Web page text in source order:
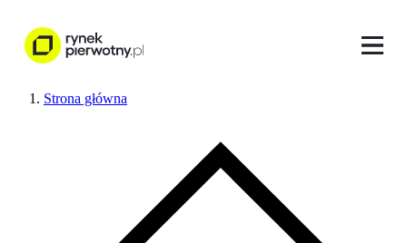
Strona główna